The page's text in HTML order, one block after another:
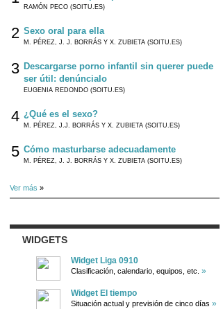
RAMÓN PECO (SOITU.ES)
2 Sexo oral para ella
M. PÉREZ, J. J. BORRÁS Y X. ZUBIETA (SOITU.ES)
3 Descargarse porno infantil sin querer puede
ser útil: denúncialo
EUGENIA REDONDO (SOITU.ES)
4 ¿Qué es el sexo?
M. PÉREZ, J.J. BORRÁS Y X. ZUBIETA (SOITU.ES)
5 Cómo masturbarse adecuadamente
M. PÉREZ, J. J. BORRÁS Y X. ZUBIETA (SOITU.ES)
Ver más »
WIDGETS
Widget Liga 0910
Clasificación, calendario, equipos, etc. »
Widget El tiempo
Situación actual y previsión de cinco días »